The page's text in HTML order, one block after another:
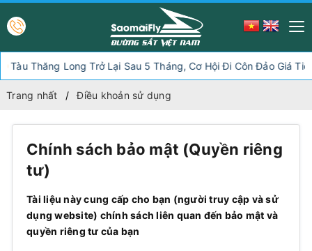
Thăng Long Trở Lại Sau 5 Tháng, Cơ Hội Đi Côn Đảo Giá Tiết
Trang nhất Điều khoản sử dụng
Chính sách bảo mật (Quyền riêng
tư)
Tài liệu này cung cấp cho bạn (người truy cập và sử
dụng website) chính sách liên quan đến bảo mật và
quyền riêng tư của bạn